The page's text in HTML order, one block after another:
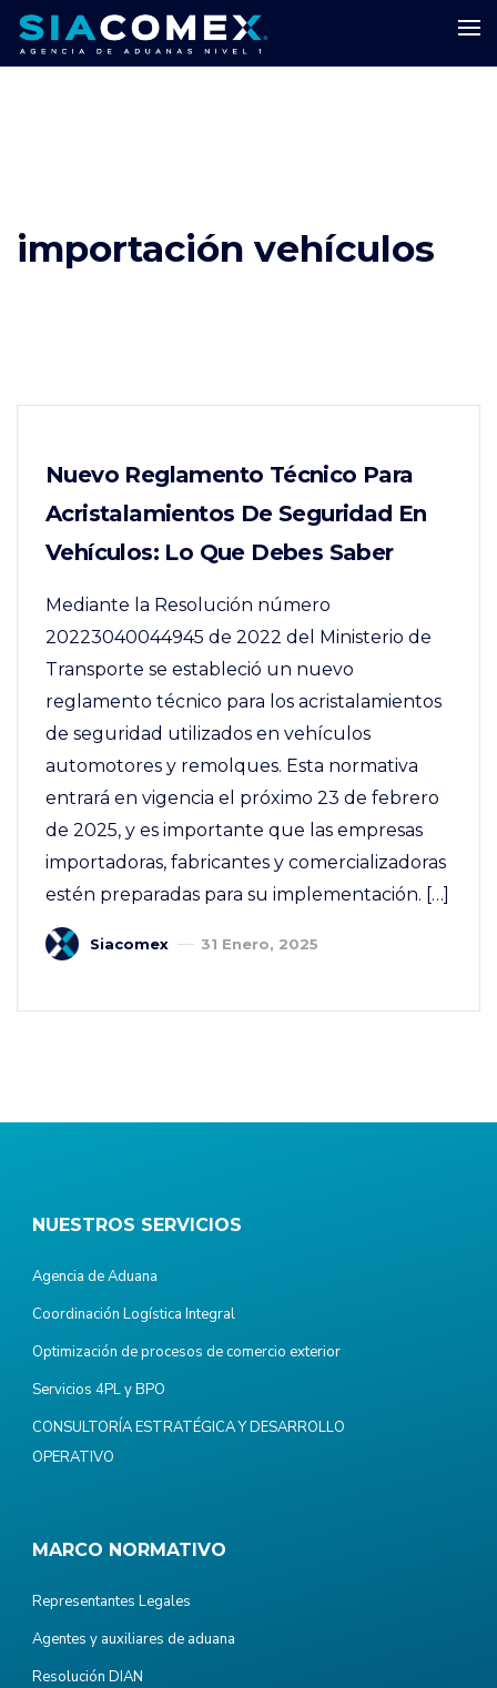
importación vehículos
Nuevo Reglamento Técnico Para
Acristalamientos De Seguridad En
Vehículos: Lo Que Debes Saber
Mediante la Resolución número
20223040044945 de 2022 del Ministerio de
Transporte se estableció un nuevo
reglamento técnico para los acristalamientos
de seguridad utilizados en vehículos
automotores y remolques. Esta normativa
entrará en vigencia el próximo 23 de febrero
de 2025, y es importante que las empresas
importadoras, fabricantes y comercializadoras
estén preparadas para su implementación. […]
Siacomex 31 Enero, 2025
NUESTROS SERVICIOS
Agencia de Aduana
Coordinación Logística Integral
Optimización de procesos de comercio exterior
Servicios 4PL y BPO
CONSULTORÍA ESTRATÉGICA Y DESARROLLO
OPERATIVO
MARCO NORMATIVO
Representantes Legales
Agentes y auxiliares de aduana
Resolución DIAN